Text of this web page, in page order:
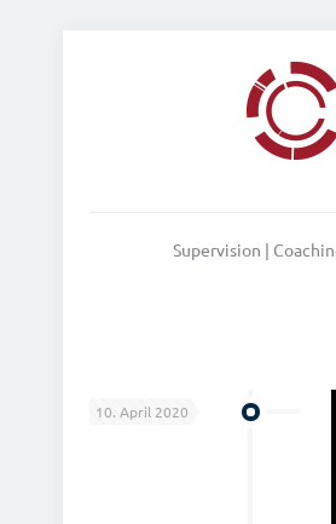
Supervision |
10. April 2020